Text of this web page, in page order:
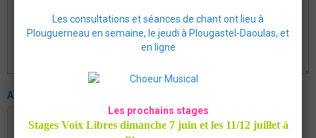
Anti-spam
CLIQUEZ POUR VALIDER
Les consultations et séances de chant ont lieu à
Plouguerneau en semaine, le jeudi à Plougastel-Daoulas, et
en ligne
Les prochains stages
Stages Voix Libres dimanche 7 juin et les 11/12 juillet à